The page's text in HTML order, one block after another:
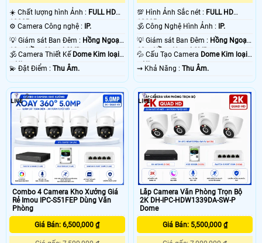
☀️ Chất lượng hình Ảnh : FULL HD
1080P .
⚙ Camera Công nghệ :
IP.
💡 Giám sát Ban Đêm : Hồng Ngoại
10m Hồng Ngoại SMD.
🕉️ Camera Thiết Kế Dome Kim loại
+ Nhựa.
️💫 Đặt Điểm : Thu Âm.
💯 Hình Ảnh Sắc nét : FULL HD
1080P .
🕉️ Công Nghệ Hình Ảnh :
IP.
💡 Giám sát Ban Đêm : Hồng Ngoại
10m Hồng Ngoại SMD.
💦 Cấu Tạo Camera Dome Kim loại
+ Nhựa.
️⇝ Khả Năng :Thu Âm.
Combo 4 Camera Kho Xưởng Giá
Rẻ Imou IPC-S51FEP Dùng Văn
Phòng
Giá Bán: 6,500,000 ₫
2
Lắp Camera Văn Phòng Trọn Bộ
2K DH-IPC-HDW1339DA-SW-P
Dome
Giá Bán: 5,500,000 ₫
4